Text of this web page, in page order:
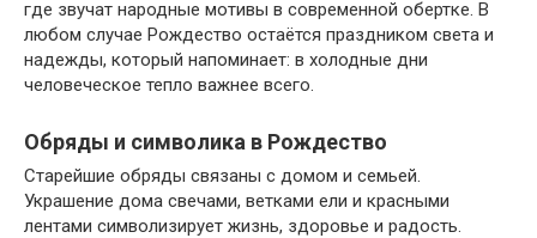
где звучат народные мотивы в современной обертке. В
любом случае Рождество остаётся праздником света и
надежды, который напоминает: в холодные дни
человеческое тепло важнее всего.
Обряды и символика в Рождество
Старейшие обряды связаны с домом и семьей.
Украшение дома свечами, ветками ели и красными
лентами символизирует жизнь, здоровье и радость.